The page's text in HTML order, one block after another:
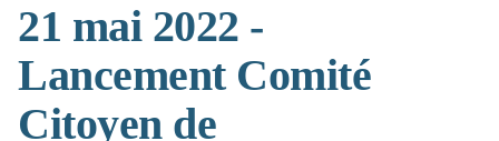
21 mai 2022 -
Lancement Comité
Citoyen de